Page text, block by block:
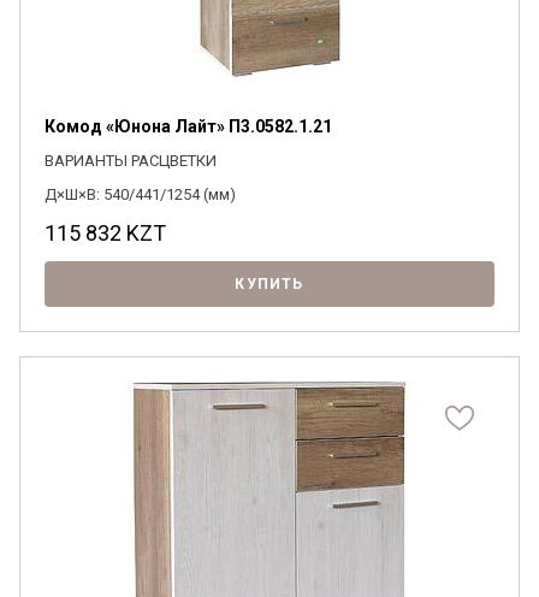
Комод «Юнона Лайт» П3.0582.1.21
ВАРИАНТЫ РАСЦВЕТКИ
Д×Ш×В: 540/441/1254 (мм)
115 832 KZT
КУПИТЬ